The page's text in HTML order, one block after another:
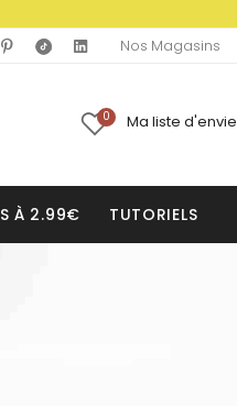
Nos Magasins
0 Ma liste d'envie
À 2.99€ TUTORIELS